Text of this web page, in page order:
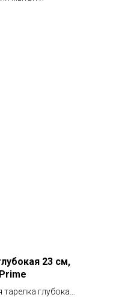
23 см,
Prime
глубокая